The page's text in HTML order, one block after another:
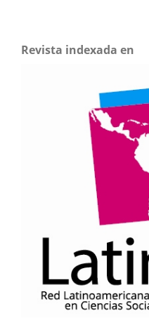
Revista indexada en